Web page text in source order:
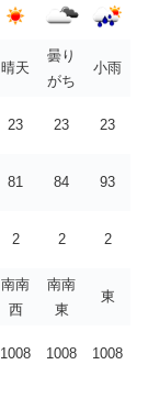
晴天
曇り
がち
小雨
23 23 23
81 84 93
2 2 2
南南
西
南南
東
東
1008 1008 1008